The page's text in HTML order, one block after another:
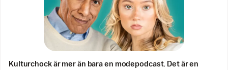
Kulturchock är mer än bara en modepodcast. Det är en